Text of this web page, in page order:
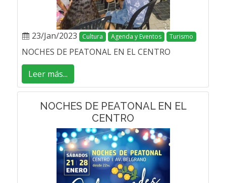
23/Jan/2023 Cultura Agenda y Eventos Turismo
NOCHES DE PEATONAL EN EL CENTRO
Leer más...
NOCHES DE PEATONAL EN EL
CENTRO